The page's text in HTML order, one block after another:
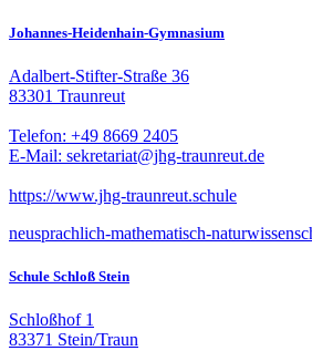
Johannes-Heidenhain-Gymnasium
Adalbert-Stifter-Straße 36
83301 Traunreut
Telefon: +49 8669 2405
E-Mail: sekretariat@jhg-traunreut.de
https://www.jhg-traunreut.schule
neusprachlich-mathematisch-
Schule Schloß Stein
Schloßhof 1
83371 Stein/Traun